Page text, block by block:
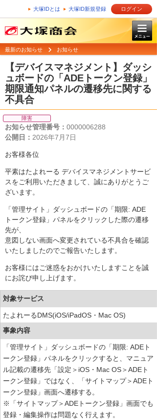
大塚IDとは 大塚ID新規登録 ログイン
最新のお知らせ お知らせ
【デバイスマネジメント】ダッシ
ュボードの「ADEトークン登録」
期限通知パネルの遷移先に関する
不具合
障害
お知らせ管理番号： 0000006288
公開日： 2026年7月7日
お客様各位
平素はたよれーる デバイスマネジメントサービ
スをご利用いただきまして、誠にありがとうご
ざいます。
「管理サイト」ダッシュボードの「期限: ADE
トークン登録」パネルをクリックした際の遷移
先が、
意図しない画面へ変更されている不具合を確認
いたしましたのでご報告いたします。
お客様にはご迷惑をおかけいたしますことを誠
にお詫び申し上げます。
対象サービス
たよれーるDMS(iOS/iPadOS・Mac OS)
事象内容
「管理サイト」ダッシュボードの「期限: ADEト
ークン登録」パネルをクリックすると、マニュア
ル記載の遷移先「設定＞iOS・Mac OS＞ADEト
ークン登録」ではなく、「サイトマップ＞ADEト
ークン登録」画面へ遷移する。
※「サイトマップ＞ADEトークン登録」画面でも
登録・編集操作は問題なく行えます。